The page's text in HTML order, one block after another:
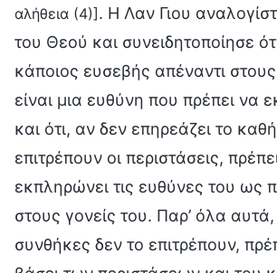
αλήθεια (4)]. Η Λαν Γιου
του Θεού και συνειδητοποίησε
κάποιος ευσεβής απέναντι στους
είναι μια ευθύνη που πρέπει να
και ότι, αν δεν επηρεάζει το
επιτρέπουν οι περιστάσεις,
εκπληρώνει τις ευθύνες του ως
στους γονείς του. Παρ’ όλα αυτά,
συνθήκες δεν το επιτρέπουν,